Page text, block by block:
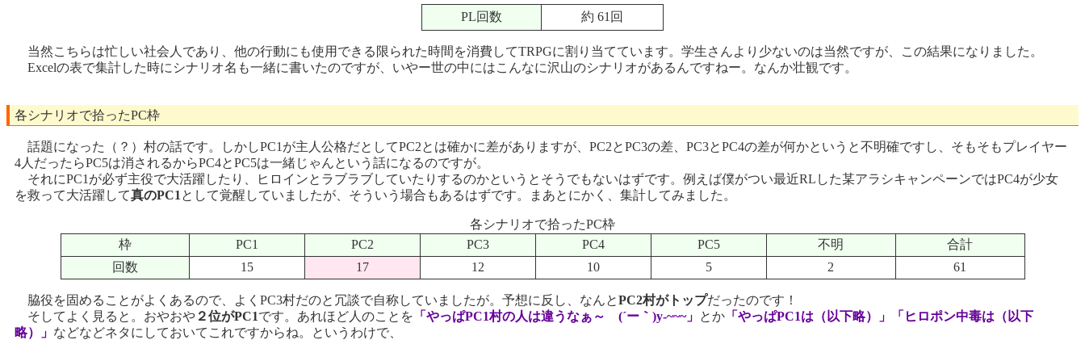
PL回数 約 61回
当然こちらは忙しい社会人であり、他の行動にも使用できる限られた時間を消費してTRPGに割り当てています。学生さんより少ないのは当然ですが、この結果になりました。
Excelの表で集計した時にシナリオ名も一緒に書いたのですが、いやー世の中にはこんなに沢山のシナリオがあるんですねー。なんか壮観です。
各シナリオで拾ったPC枠
話題になった（？）村の話です。しかしPC1が主人公格だとしてPC2とは確かに差がありますが、PC2とPC3の差、PC3とPC4の差が何かというと不明確ですし、そもそもプレイヤー
4人だったらPC5は消されるからPC4とPC5は一緒じゃんという話になるのですが。
それにPC1が必ず主役で大活躍したり、ヒロインとラブラブしていたりするのかというとそうでもないはずです。例えば僕がつい最近RLした某アラシキャンペーンではPC4が少女
を救って大活躍して真のPC1 として覚醒していましたが、そういう場合もあるはずです。まあとにかく、集計してみました。
各シナリオで拾ったPC枠
枠
PC1 PC2 PC3 PC4 PC5 不明
合計
回数
15 17 12 10 5 2 61
脇役を固めることがよくあるので、よくPC3村だのと冗談で自称していましたが。予想に反し、なんとPC2村がトップだったのです！
そしてよく見ると。おやおや ２位がPC1です。あれほど人のことを 「やっぱPC1村の人は違うなぁ～ (´ー｀)y-~~~」 とか 「やっぱPC1は（以下略）」「ヒロポン中毒は（以下
略）」 などなどネタにしておいてこれですからね。というわけで、